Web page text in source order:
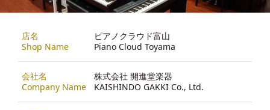
店名
Shop Name
ピアノクラウド富山
Piano Cloud Toyama
会社名
Company Name
株式会社 開進堂楽器
KAISHINDO GAKKI Co., Ltd.